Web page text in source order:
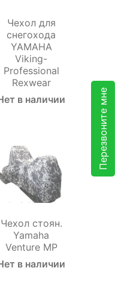
Перезвоните мне
Чехол для
снегохода
YAMAHA
Viking-
Professional
Rexwear
в наличии
Чехол стоян.
Yamaha
Venture MP
в наличии